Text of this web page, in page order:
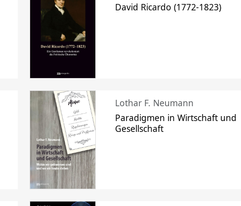
David Ricardo (1772-1823)
Lothar F. Neumann
Paradigmen in Wirtschaft und
Gesellschaft